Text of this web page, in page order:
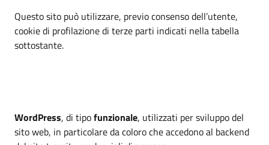
Questo sito può utilizzare, previo consenso dell’utente,
cookie di profilazione di terze parti indicati nella tabella
sottostante.
WordPress, di tipofunzionale, utilizzati per sviluppo del
sito web, in particolare da coloro che accedono al backend